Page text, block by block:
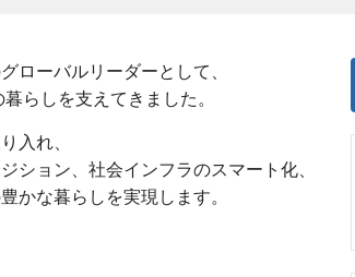
ローバルリーダーとして、
らしを支えてきました。
入れ、
ション、社会インフラのスマート化、
かな暮らしを実現します。